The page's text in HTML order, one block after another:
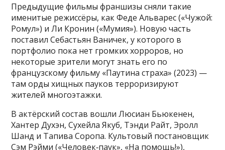
Предыдущие фильмы франшизы сняли такие
именитые режиссёры, как Феде Альварес («Чужой:
Ромул») и Ли Кронин («Мумия»). Новую часть
поставил Себастьян Ваничек, у которого в
портфолио пока нет громких хорроров, но
некоторые зрители могут знать его по
французскому фильму «Паутина страха» (2023) —
там орды хищных пауков терроризируют
жителей многоэтажки.
В актёрский состав вошли Люсиан Бьюкенен,
Хантер Духэн, Сухейла Якуб, Тэнди Райт, Эролл
Шанд и Тапива Соропа. Культовый постановщик
Сэм Рэйми («Человек‑паук», «На помощь!»),